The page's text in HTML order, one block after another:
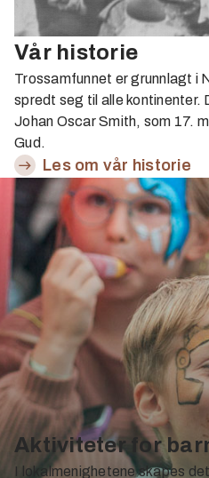
Vår historie
Trossamfunnet er grunnlagt i
spredt seg til alle kontinenter.
Johan Oscar Smith, som 17.
Gud.
Les om vår historie
Aktiviteter for
I lokalmenighetene skapes